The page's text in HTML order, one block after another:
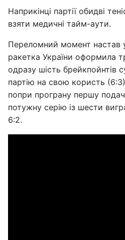
Наприкінці партії обидві
взяти медичні тайм-аути.
Переломний момент настав
ракетка України оформила
одразу шість брейкпойнтів
партію на свою користь
попри програну першу
потужну серію із шести
6:2.